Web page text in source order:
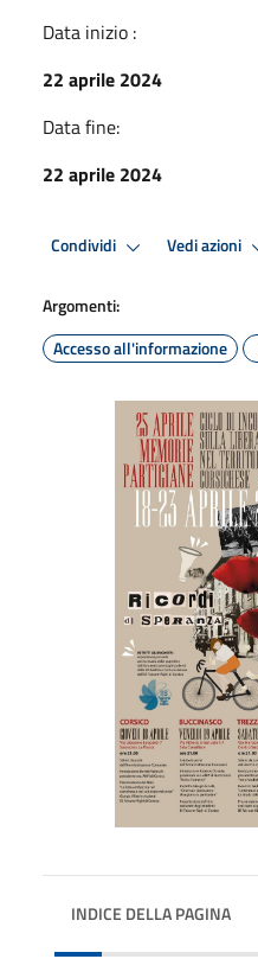
Data inizio :
22 aprile 2024
Data fine:
22 aprile 2024
Condividi Vedi azioni
Argomenti:
Accesso all'informazione
INDICE DELLA PAGINA